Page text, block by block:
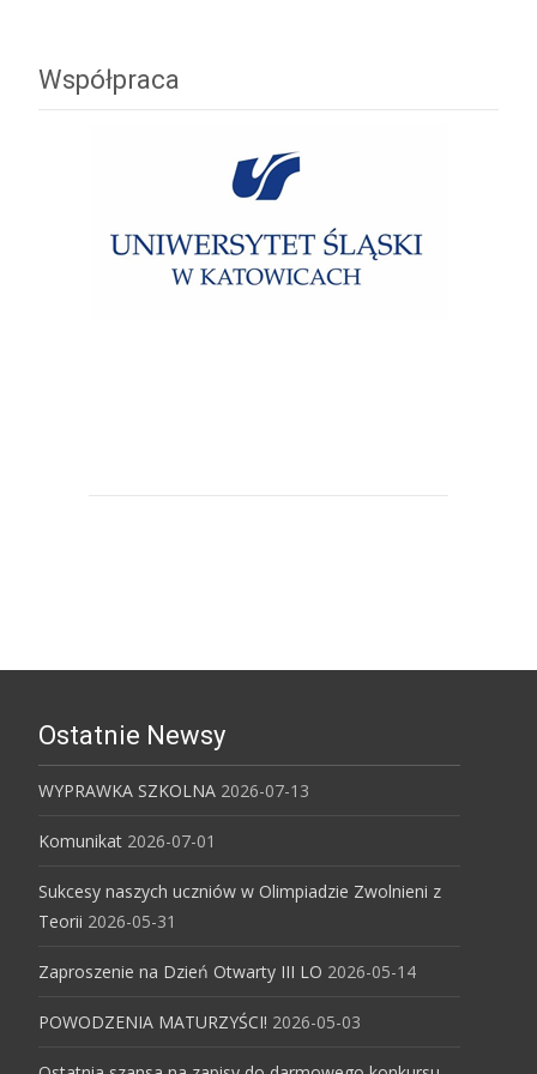
Współpraca
Ostatnie Newsy
WYPRAWKA SZKOLNA 2026-07-13
Komunikat 2026-07-01
Sukcesy naszych uczniów w Olimpiadzie Zwolnieni z
Teorii 2026-05-31
Zaproszenie na Dzień Otwarty III LO 2026-05-14
POWODZENIA MATURZYŚCI! 2026-05-03